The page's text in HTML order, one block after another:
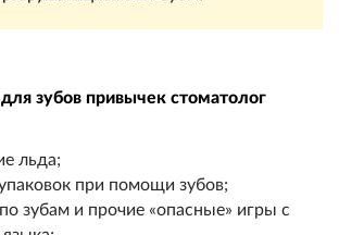
зубов привычек стоматолог
льда;
при помощи зубов;
зубам и прочие «опасные» игры с